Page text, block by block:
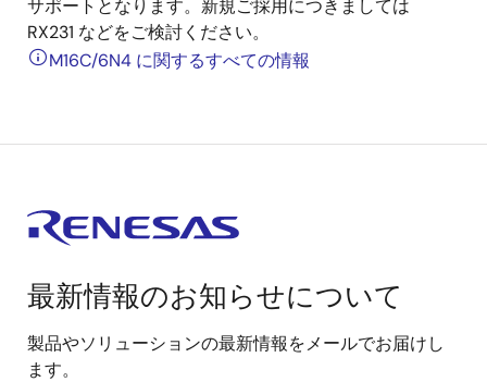
サポートとなります。新規ご採用につきましては
RX231 などをご検討ください。
M16C/6N4 に関するすべての情報
最新情報のお知らせについて
製品やソリューションの最新情報をメールでお届けし
ます。